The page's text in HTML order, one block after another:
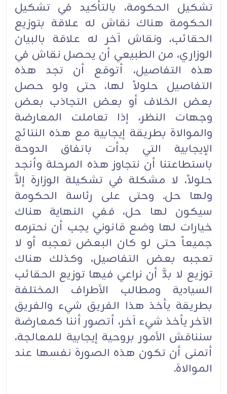
تشكيل الحكومة، بالتأكيد في تشكيل
الحكومة هناك نقاش له علاقة بتوزيع
الحقائب، ونقاش آخر له علاقة بالبيان
الوزاري، من الطبيعي أن يحصل نقاش في
هذه التفاصيل، أتوقع أن تجد هذه
التفاصيل حلولاً لها، حتى ولو حصل
بعض الخلاف أو بعض التجاذب بعض
وجهات النظر، إذا تعاملت المعارضة
والموالاة بطريقة إيجابية مع هذه النتائج
الإيجابية التي بدأت باتفاق الدوحة
باستطاعتنا أن نتجاوز هذه المرحلة وأنجد
حلولاً، لا مشكلة في تشكيلة الوزارة إلاَّ
ولها حل. وحتى على رئاسة الحكومة
سيكون لها حل، ففي النهاية هناك
خيارات لها وضع قانوني يجب أن نحترمه
جميعاً حتى لو كان البعض تعجبه أو لا
تعجبه بعض التفاصيل، وكذلك هناك
توزيع لا بدَّ أن نراعي فيها توزيع الحقائب
السيادية ومطالب الأطراف المختلفة
بطريقة يأخذ هذا الفريق شيء والفريق
الآخر يأخذ شيء آخر، أتصور أننا كمعارضة
سنناقش الأمور بروحية إيجابية للمعالجة،
أتمنى أن تكون هذه الصورة نفسها عند
الموالاة.